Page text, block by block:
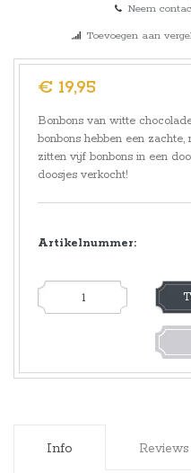
Neem
Toevoegen aan
€ 19,95
Bonbons van witte
bonbons hebben een
zitten vijf bonbons in een
doosjes verkocht!
Artikelnummer:
Info Reviews